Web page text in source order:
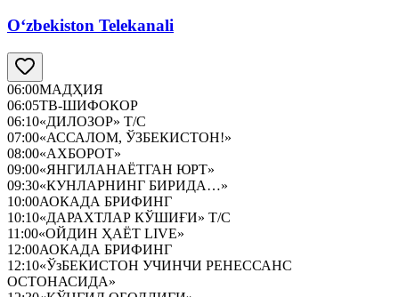
O‘zbekiston Telekanali
06:00МАДҲИЯ
06:05ТВ-ШИФОКОР
06:10«ДИЛОЗОР» Т/С
07:00«АССАЛОМ, ЎЗБЕКИСТОН!»
08:00«АХБОРОТ»
09:00«ЯНГИЛАНАЁТГАН ЮРТ»
09:30«КУНЛАРНИНГ БИРИДА…»
10:00АОКАДА БРИФИНГ
10:10«ДАРАХТЛАР КЎШИҒИ» Т/С
11:00«ОЙДИН ҲАЁТ LIVE»
12:00АОКАДА БРИФИНГ
12:10«ЎзБЕКИСТОН УЧИНЧИ РЕНЕССАНС
ОСТОНАСИДА»